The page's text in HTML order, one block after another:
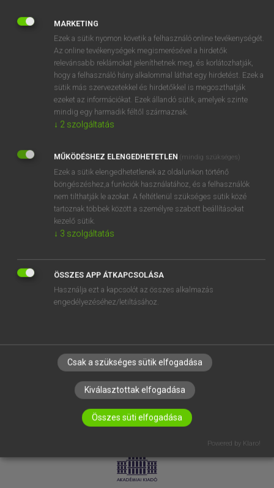
SZOTAR.NET APPLIKÁCIÓ
MICROSOFT OFFICE BŐVÍTMÉNY
BEÉPÜLŐ SZÓTÁRMODUL
ONLINE NYELVVIZSGA
EGYÉNI FELHASZNÁLÓKNAK
TANULÓKNAK
OKTATÁSI INTÉZMÉNYEKNEK
VÁLLALATI MEGOLDÁSOK
RÓLUNK
ELÉRHETŐSÉG
SÜTI BEÁLLÍTÁSOK
LICENCSZERZŐDÉS ADATVÉDELEM
MARKETING
Ezek a sütik nyomon követik a felhasználó online tevékenységét.
Az online tevékenységek megismerésével a hirdetők
relevánsabb reklámokat jeleníthetnek meg, és korlátozhatják,
hogy a felhasználó hány alkalommal láthat egy hirdetést. Ezek a
sütik más szervezetekkel és hirdetőkkel is megoszthatják
ezeket az információkat. Ezek állandó sütik, amelyek szinte
mindig egy harmadik féltől származnak.
↓ 2 szolgáltatás
MŰKÖDÉSHEZ ELENGEDHETETLEN (mindig szükséges)
Ezek a sütik elengedhetetlenek az oldalunkon történő
böngészéshez,a funkciók használatához, és a felhasználók
nem tilthatják le azokat. A feltétlenül szükséges sütik közé
tartoznak többek között a személyre szabott beállításokat
kezelő sütik.
↓ 3 szolgáltatás
ÖSSZES APP ÁTKAPCSOLÁSA
Használja ezt a kapcsolót az összes alkalmazás
engedélyezéséhez/letiltásához.
Csak a szükséges sütik elfogadása
Kiválasztottak elfogadása
Összes süti elfogadása
Powered by Klaro!